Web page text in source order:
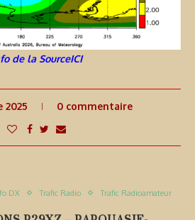
de la SourceICI
2025 0 commentaire
DX Trafic Radio Trafic Radioamateur